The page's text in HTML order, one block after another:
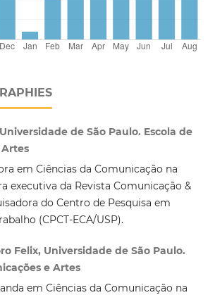
de São Paulo. Escola de
em Ciências da Comunicação na
executiva da Revista Comunicação &
do Centro de Pesquisa em
(CPCT-ECA/USP).
Felix, Universidade de São Paulo.
e Artes
em Ciências da Comunicação na